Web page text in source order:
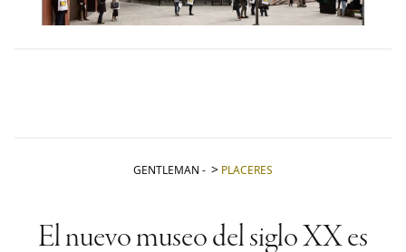
GENTLEMAN - PLACERES
El nuevo museo del siglo XX es